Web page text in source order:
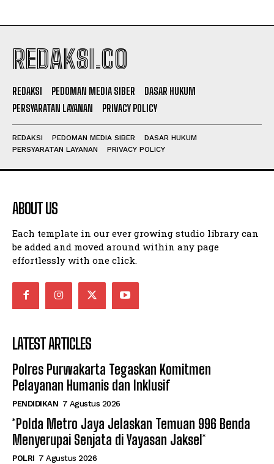
REDAKSI.CO
REDAKSI PEDOMAN MEDIA SIBER
DASAR HUKUM
PERSYARATAN LAYANAN
PRIVACY POLICY
REDAKSI PEDOMAN MEDIA SIBER
DASAR HUKUM
PERSYARATAN LAYANAN
PRIVACY POLICY
ABOUT US
Each template in our ever growing studio library can
be added and moved around within any page
effortlessly with one click.
LATEST ARTICLES
Polres Purwakarta Tegaskan Komitmen
Pelayanan Humanis dan Inklusif
PENDIDIKAN 7 Agustus 2026
*Polda Metro Jaya Jelaskan Temuan 996 Benda
Menyerupai Senjata di Yayasan Jaksel*
POLRI 7 Agustus 2026